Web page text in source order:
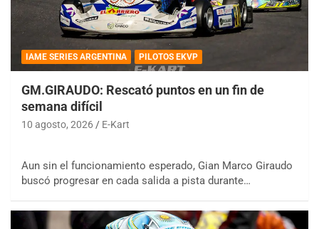
IAME SERIES ARGENTINA PILOTOS EKVP
GM.GIRAUDO: Rescató puntos en un fin de
semana difícil
10 agosto, 2026 E-Kart
Aun sin el funcionamiento esperado, Gian Marco Giraudo
buscó progresar en cada salida a pista durante…